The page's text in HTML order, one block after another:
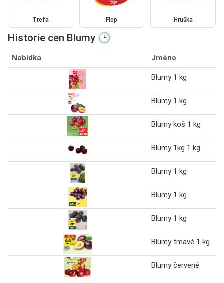
Trefa Flop Hruška
Historie cen Blumy 🕒
Nabídka Jméno
Blumy 1 kg
Blumy 1 kg
Blumy koš 1 kg
Blumy 1kg 1 kg
Blumy 1 kg
Blumy 1 kg
Blumy 1 kg
Blumy tmavé 1 kg
Blumy červené